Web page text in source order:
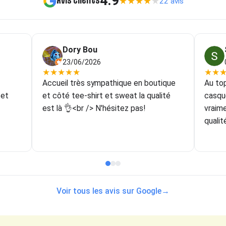
Dory Bou
23/06/2026
★★★★★
Accueil très sympathique en boutique
et côté tee-shirt et sweat la qualité
est là 👌<br /> N'hésitez pas!
★★★
Au
Voir tous les avis sur Google→